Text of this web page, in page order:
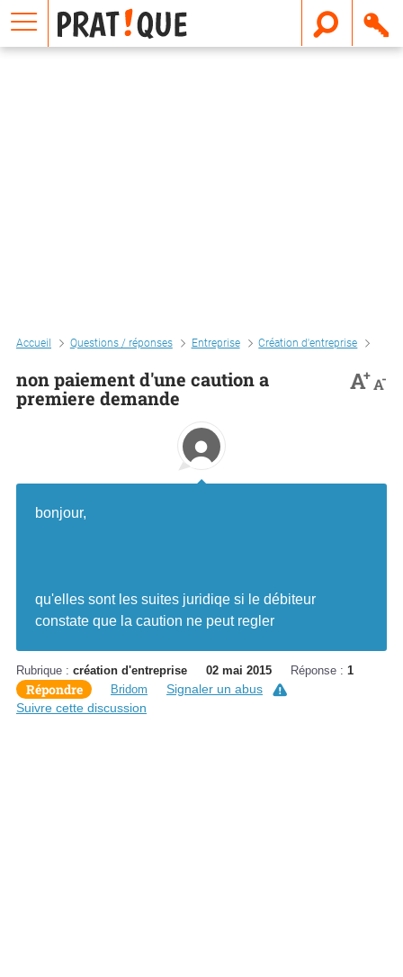
Accueil Questions / réponses Entreprise Création d'entreprise
non paiement d'une caution a
premiere demande
A+A-
bonjour,
qu'elles sont les suites juridiqe si le débiteur
constate que la caution ne peut regler
Rubrique : création d'entreprise 02 mai 2015 Réponse : 1
Répondre Bridom
Signaler un abus
Suivre cette discussion
E
m
a